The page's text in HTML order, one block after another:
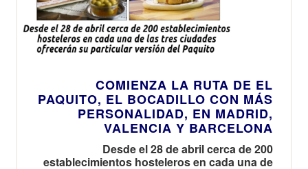
COMIENZA LA RUTA DE EL
PAQUITO, EL BOCADILLO CON MÁS
PERSONALIDAD, EN MADRID,
VALENCIA Y BARCELONA
Desde el 28 de abril cerca de 200
establecimientos hosteleros en cada una de